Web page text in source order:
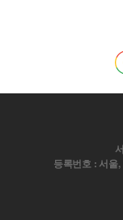
등록번호 : 서울